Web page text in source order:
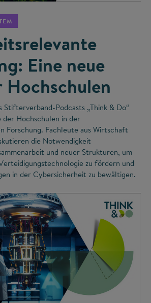
Eine neue
Hochschulen
Stifterverband-Podcasts „Think & Do“
der Hochschulen in der
Forschung. Fachleute aus Wirtschaft
die Notwendigkeit
und neuer Strukturen, um
zu fördern und
in der Cybersicherheit zu bewältigen.